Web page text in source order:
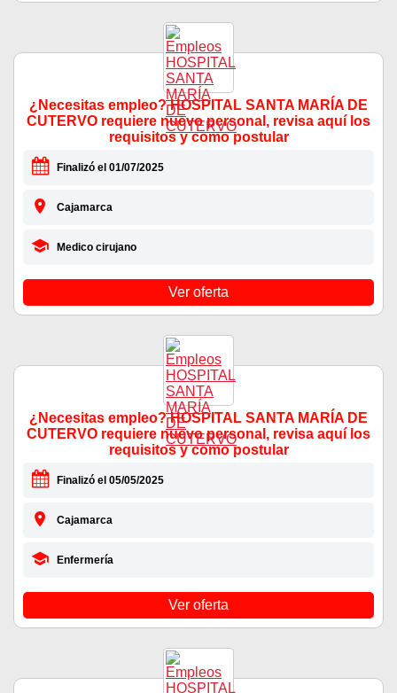
¿Necesitas empleo? HOSPITAL SANTA MARÍA DE
CUTERVO requiere nuevo personal, revisa aquí los
requisitos y como postular
Finalizó el 01/07/2025
Cajamarca
Medico cirujano
Ver oferta
¿Necesitas empleo? HOSPITAL SANTA MARÍA DE
CUTERVO requiere nuevo personal, revisa aquí los
requisitos y como postular
Finalizó el 05/05/2025
Cajamarca
Enfermería
Ver oferta